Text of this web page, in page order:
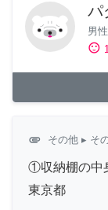
パ
男性
sentiment_satisfied
attachment その他 ▸ そ
①収納棚の中
東京都